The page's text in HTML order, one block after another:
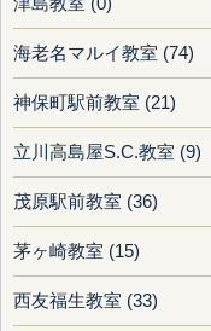
海老名マルイ教室 (74)
神保町駅前教室 (21)
立川高島屋S.C.教室 (9)
茂原駅前教室 (36)
茅ヶ崎教室 (15)
西友福生教室 (33)